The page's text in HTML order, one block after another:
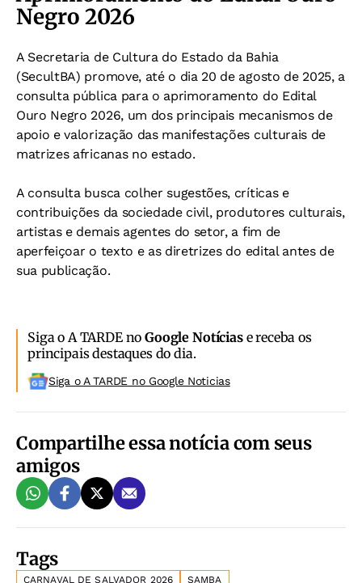
Negro 2026
A Secretaria de Cultura do Estado da Bahia
(SecultBA) promove, até o dia 20 de agosto de 2025, a
consulta pública para o aprimoramento do Edital
Ouro Negro 2026, um dos principais mecanismos de
apoio e valorização das manifestações culturais de
matrizes africanas no estado.
A consulta busca colher sugestões, críticas e
contribuições da sociedade civil, produtores culturais,
artistas e demais agentes do setor, a fim de
aperfeiçoar o texto e as diretrizes do edital antes de
sua publicação.
Siga o A TARDE noGoogle Notíciase receba os
principais destaques do dia.
Siga o A TARDE no Google Noticias
Compartilhe essa notícia com seus
amigos
Tags
CARNAVAL DE SALVADOR 2026 SAMBA